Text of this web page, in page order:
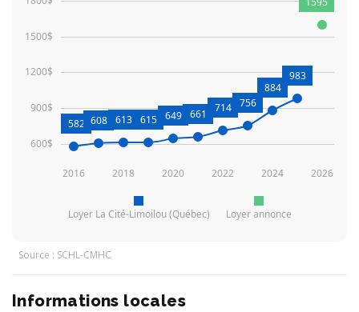
Loyer La Cité-Limoilou (Québec) Loyer annonce
2016 2018 2020 2022 2024 2026
600$
900$
1200$
1500$
582 608 613 615 649 661 714 756
884
983
Source : SCHL-CMHC
Informations locales